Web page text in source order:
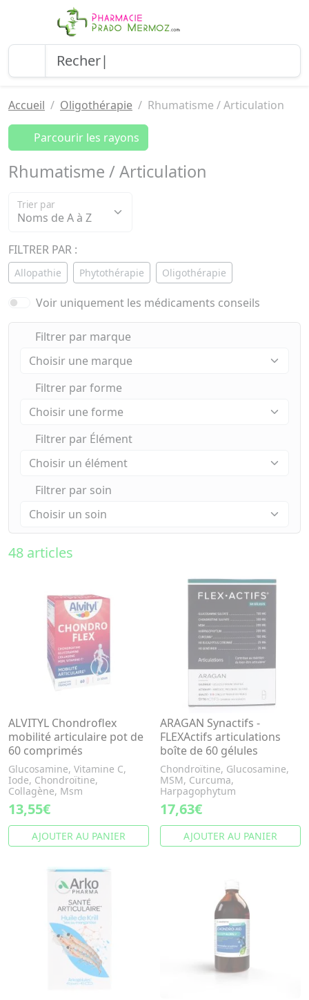
Accueil Oligothérapie Rhumatisme / Articulation
Parcourir les rayons
Rhumatisme / Articulation
Trier par
FILTRER PAR :
Allopathie Phytothérapie Oligothérapie
Voir uniquement les médicaments conseils
Filtrer par marque
Filtrer par forme
Filtrer par Élément
Filtrer par soin
48 articles
ALVITYL Chondroflex
mobilité articulaire pot de
60 comprimés
Glucosamine, Vitamine C,
Iode, Chondroïtine,
Collagène, Msm
13,55€
AJOUTER AU PANIER
ARAGAN Synactifs -
FLEXActifs articulations
boîte de 60 gélules
Chondroïtine, Glucosamine,
MSM, Curcuma,
Harpagophytum
17,63€
AJOUTER AU PANIER